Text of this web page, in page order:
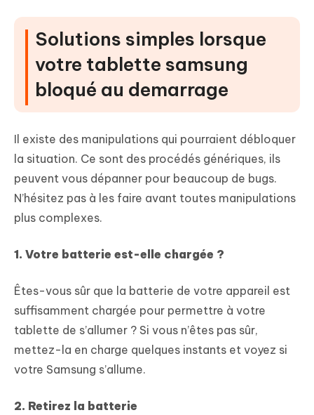
Solutions simples lorsque
votre tablette samsung
bloqué au demarrage
Il existe des manipulations qui pourraient débloquer
la situation. Ce sont des procédés génériques, ils
peuvent vous dépanner pour beaucoup de bugs.
N’hésitez pas à les faire avant toutes manipulations
plus complexes.
1. Votre batterie est-elle chargée ?
Êtes-vous sûr que la batterie de votre appareil est
suffisamment chargée pour permettre à votre
tablette de s’allumer ? Si vous n’êtes pas sûr,
mettez-la en charge quelques instants et voyez si
votre Samsung s’allume.
2. Retirez la batterie